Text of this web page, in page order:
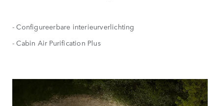
- Configureerbare interieurverlichting
- Cabin Air Purification Plus